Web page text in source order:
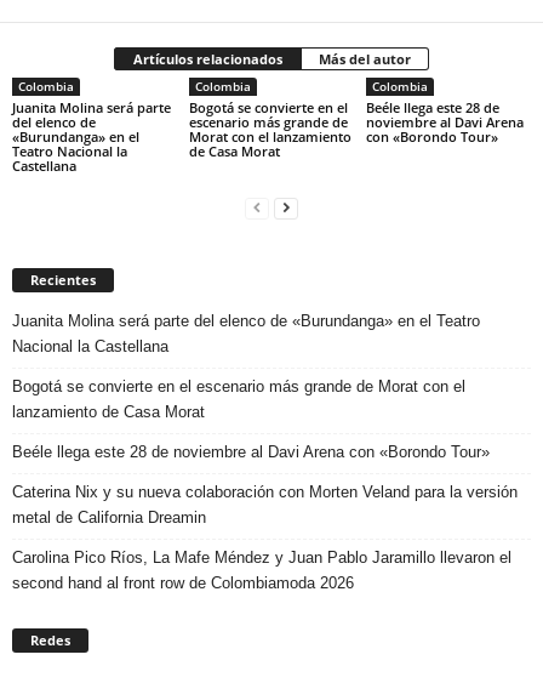
Artículos relacionados Más del autor
Colombia
Juanita Molina será parte
del elenco de
«Burundanga» en el
Teatro Nacional la
Castellana
Colombia
Bogotá se convierte en el
escenario más grande de
Morat con el lanzamiento
de Casa Morat
Colombia
Beéle llega este 28 de
noviembre al Davi Arena
con «Borondo Tour»
Recientes
Juanita Molina será parte del elenco de «Burundanga» en el Teatro
Nacional la Castellana
Bogotá se convierte en el escenario más grande de Morat con el
lanzamiento de Casa Morat
Beéle llega este 28 de noviembre al Davi Arena con «Borondo Tour»
Caterina Nix y su nueva colaboración con Morten Veland para la versión
metal de California Dreamin
Carolina Pico Ríos, La Mafe Méndez y Juan Pablo Jaramillo llevaron el
second hand al front row de Colombiamoda 2026
Redes